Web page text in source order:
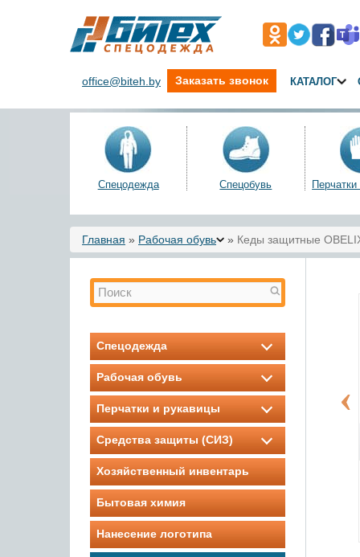
office@biteh.by Заказать звонок КАТАЛОГ
Спецодежда Спецобувь
Вы здесь
Главная » Рабочая обувь » Кеды защитные
Форма поиска
Поиск
Спецодежда
Рабочая обувь
Перчатки и рукавицы
Средства защиты (СИЗ)
Хозяйственный инвентарь
Бытовая химия
Нанесение логотипа